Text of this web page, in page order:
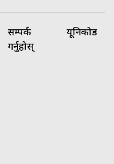
सम्पर्क
गर्नुहोस्
यूनिकोड